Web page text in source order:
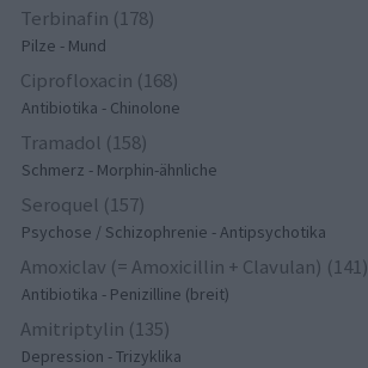
Terbinafin (178)
Pilze - Mund
Ciprofloxacin (168)
Antibiotika - Chinolone
Tramadol (158)
Schmerz - Morphin-ähnliche
Seroquel (157)
Psychose / Schizophrenie - Antipsychotika
Amoxiclav (= Amoxicillin + Clavulan) (141)
Antibiotika - Penizilline (breit)
Amitriptylin (135)
Depression - Trizyklika